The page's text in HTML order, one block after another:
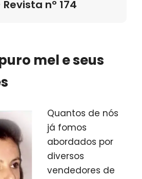
nº 174
mel e seus
Quantos de nós
já fomos
abordados por
diversos
vendedores de